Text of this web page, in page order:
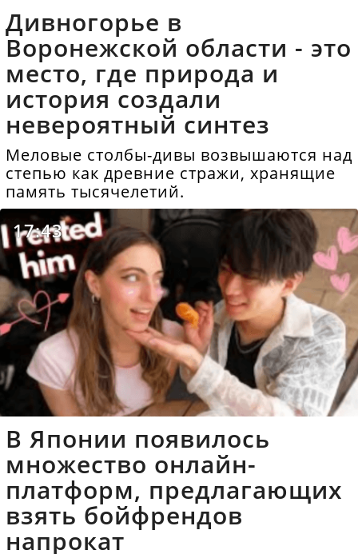
Дивногорье в
Воронежской области - это
место, где природа и
история создали
невероятный синтез
Меловые столбы-дивы возвышаются над
степью как древние стражи, хранящие
память тысячелетий.
17:43
В Японии появилось
множество онлайн-
платформ, предлагающих
взять бойфрендов
напрокат